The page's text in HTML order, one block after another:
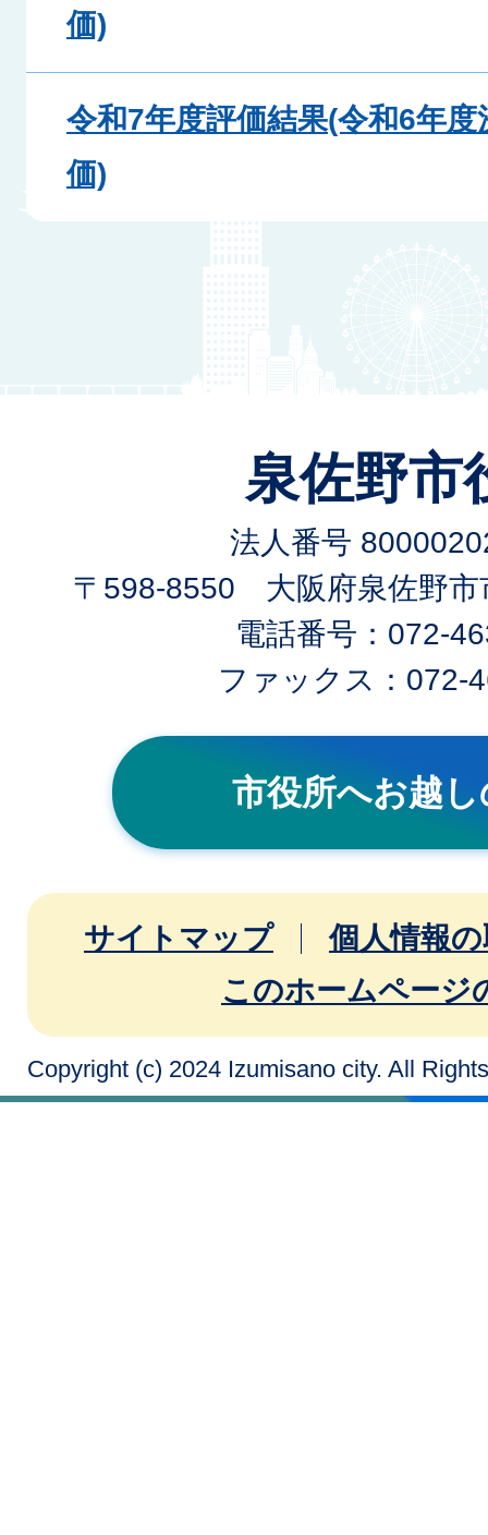
価)
令和7年度評価結果(令和6年
価)
泉佐野市
法人番号
〒598-8550 大阪府泉佐野市
電話番号：072-
ファックス：072-
市役所へお越
サイトマップ
個人情報
このホームページ
Copyright (c) 2024 Izumisano city. All